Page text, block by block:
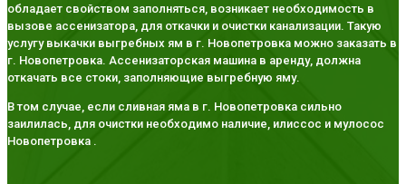
обладает свойством заполняться, возникает необходимость в
вызове ассенизатора, для откачки и очистки канализации. Такую
услугу выкачки выгребных ям в г. Новопетровка можно заказать в
г. Новопетровка. Ассенизаторская машина в аренду, должна
откачать все стоки, заполняющие выгребную яму.
В том случае, если сливная яма в г. Новопетровка сильно
заилилась, для очистки необходимо наличие, илиссос и мулосос
Новопетровка .